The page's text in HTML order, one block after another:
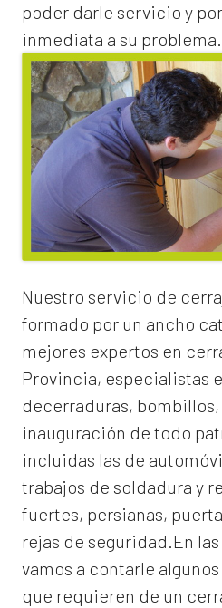
poder darle servicio y
inmediata a su problema.
Nuestro servicio de
formado por un ancho
mejores expertos en
Provincia, especialistas
decerraduras,
inauguración de todo
incluidas las de
trabajos de soldadura y
fuertes, persianas,
rejas de seguridad.En
vamos a contarle
que requieren de un